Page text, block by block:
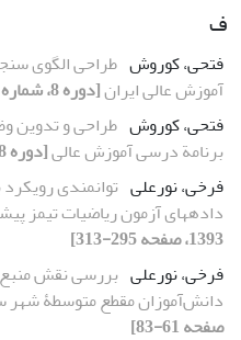
ف
فتحی، کوروش طراحی الگوی
آموزش عالی ایران[دوره 8، شماره 27، 1393، صفحه 149-174]
فتحی، کوروش طراحی و تدوین
برنامة درسی آموزش عالی[دوره 8، شماره 26، 1393، صفحه 7-45]
فرخی، نورعلی توانمندی
دادههای آزمون ریاضیات تیمز
1393، صفحه 295-313]
فرخی، نورعلی بررسی نقش منبع
دانش‌آموزان مقطع متوسطۀ شهر
صفحه 61-83]